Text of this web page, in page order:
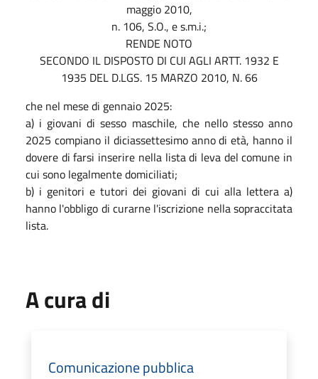
maggio 2010,
n. 106, S.O., e s.m.i.;
RENDE NOTO
SECONDO IL DISPOSTO DI CUI AGLI ARTT. 1932 E
1935 DEL D.LGS. 15 MARZO 2010, N. 66
che nel mese di gennaio 2025:
a) i giovani di sesso maschile, che nello stesso anno
2025 compiano il diciassettesimo anno di età, hanno il
dovere di farsi inserire nella lista di leva del comune in
cui sono legalmente domiciliati;
b) i genitori e tutori dei giovani di cui alla lettera a)
hanno l'obbligo di curarne l'iscrizione nella sopraccitata
lista.
A cura di
Comunicazione pubblica